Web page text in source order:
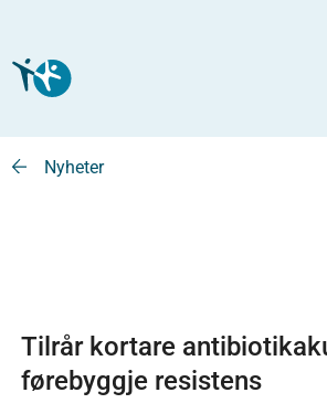
Nyheter
Tilrår kortare
førebyggje resistens